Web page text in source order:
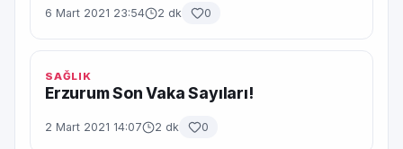
6 Mart 2021 23:54 2 dk 0
SAĞLIK
Erzurum Son Vaka Sayıları!
2 Mart 2021 14:07 2 dk 0